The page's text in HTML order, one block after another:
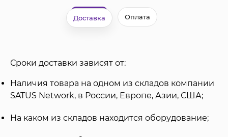
Доставка Оплата
Сроки доставки зависят от:
Наличия товара на одном из складов компании
SATUS Network, в России, Европе, Азии, США;
На каком из складов находится оборудование;